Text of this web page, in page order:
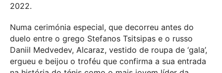
2022.
Numa cerimónia especial, que decorreu antes do
duelo entre o grego Stefanos Tsitsipas e o russo
Daniil Medvedev, Alcaraz, vestido de roupa de ‘gala’,
ergueu e beijou o troféu que confirma a sua entrada